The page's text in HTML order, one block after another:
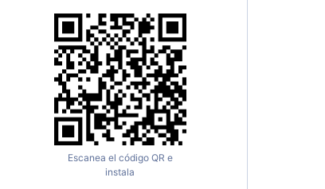
Escanea el código QR e
instala